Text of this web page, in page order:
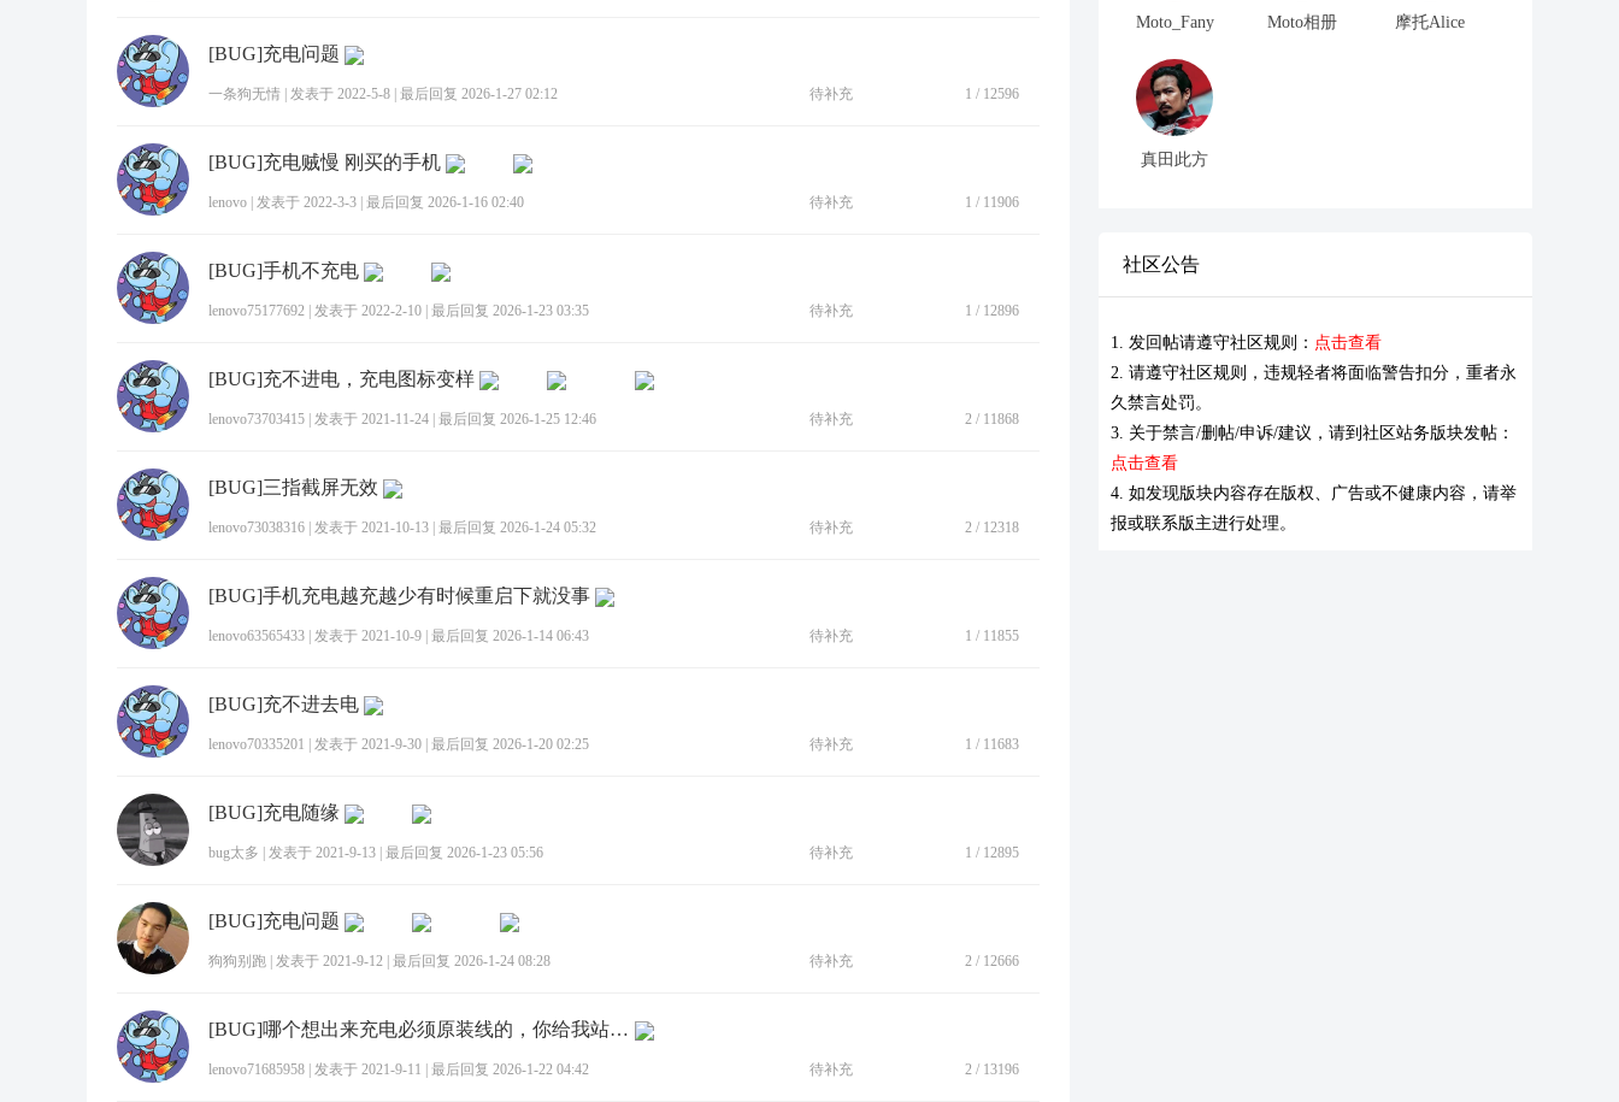
[BUG]充电问题
一条狗无情 发表于 2022-5-8 最后回复 2026-1-27 02:12 待补充 1 / 12596
[BUG]充电贼慢 刚买的手机
lenovo 发表于 2022-3-3 最后回复 2026-1-16 02:40 待补充 1 / 11906
[BUG]手机不充电
lenovo75177692 发表于 2022-2-10 最后回复 2026-1-23 03:35 待补充 1 / 12896
[BUG]充不进电，充电图标变样
lenovo73703415 发表于 2021-11-24 最后回复 2026-1-25 12:46 待补充 2 / 11868
[BUG]三指截屏无效
lenovo73038316 发表于 2021-10-13 最后回复 2026-1-24 05:32 待补充 2 / 12318
[BUG]手机充电越充越少有时候重启下就没事
lenovo63565433 发表于 2021-10-9 最后回复 2026-1-14 06:43 待补充 1 / 11855
[BUG]充不进去电
lenovo70335201 发表于 2021-9-30 最后回复 2026-1-20 02:25 待补充 1 / 11683
[BUG]充电随缘
bug太多 发表于 2021-9-13 最后回复 2026-1-23 05:56 待补充 1 / 12895
[BUG]充电问题
狗狗别跑 发表于 2021-9-12 最后回复 2026-1-24 08:28 待补充 2 / 12666
[BUG]哪个想出来充电必须原装线的，你给我站出来承担后果！
lenovo71685958 发表于 2021-9-11 最后回复 2026-1-22 04:42 待补充 2 / 13196
Moto_Fany Moto相册 摩托Alice
真田此方
社区公告
1. 发回帖请遵守社区规则： 点击查看
2. 请遵守社区规则，违规轻者将面临警告扣分，重者永
久禁言处罚。
3. 关于禁言/删帖/申诉/建议，请到社区站务版块发帖：
点击查看
4. 如发现版块内容存在版权、广告或不健康内容，请举
报或联系版主进行处理。